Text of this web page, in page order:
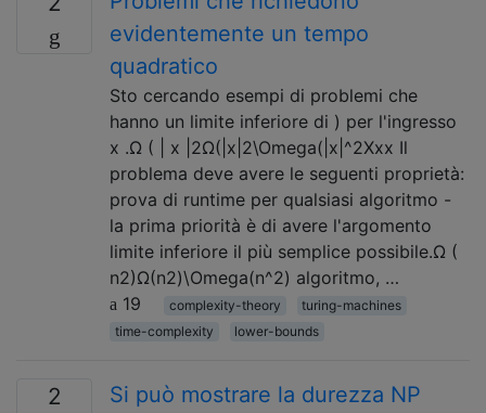
evidentemente un tempo
quadratico
Sto cercando esempi di problemi che
hanno un limite inferiore di ) per l'ingresso
x .Ω ( | x |2Ω(|x|2\Omega(|x|^2Xxx Il
problema deve avere le seguenti proprietà:
prova di runtime per qualsiasi algoritmo -
la prima priorità è di avere l'argomento
limite inferiore il più semplice possibile.Ω (
n2)Ω(n2)\Omega(n^2) algoritmo, …
19
complexity-theory
turing-machines
time-complexity
lower-bounds
2
Si può mostrare la durezza NP